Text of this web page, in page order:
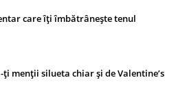
care îți îmbătrânește tenul
ți menții silueta chiar și de Valentine’s